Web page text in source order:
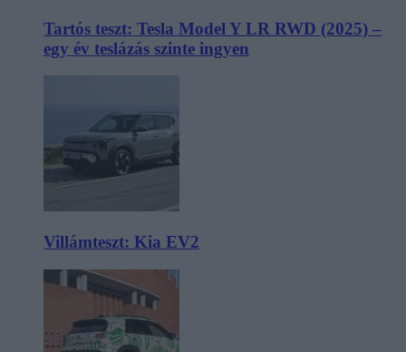
Tartós teszt: Tesla Model Y LR RWD (2025) –
egy év teslázás szinte ingyen
Villámteszt: Kia EV2